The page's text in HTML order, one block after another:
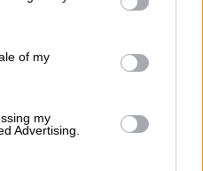
and its third-party tags to
purposes in below Google
of my
my
Advertising.
ρεπορτάζ του
Haberturk TV.
Ομάδας
από
από όλη την
και διάσωσης και